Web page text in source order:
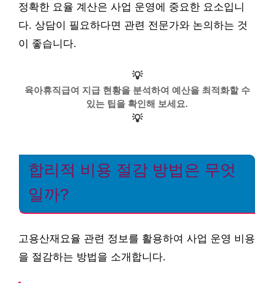
정확한 요율 계산은 사업 운영에 중요한 요소입니
다. 상담이 필요하다면 관련 전문가와 논의하는 것
이 좋습니다.
💡
육아휴직급여 지급 현황을 분석하여 예산을 최적화할 수
있는 팁을 확인해 보세요.
💡
합리적 비용 절감 방법은 무엇
일까?
고용산재요율 관련 정보를 활용하여 사업 운영 비용
을 절감하는 방법을 소개합니다.